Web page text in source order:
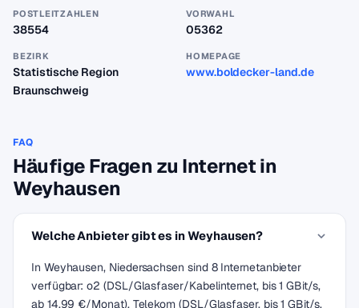
POSTLEITZAHLEN
38554
VORWAHL
05362
BEZIRK
Statistische Region
Braunschweig
HOMEPAGE
www.boldecker-land.de
FAQ
Häufige Fragen zu Internet in
Weyhausen
Welche Anbieter gibt es in Weyhausen?
In Weyhausen, Niedersachsen sind 8 Internetanbieter
verfügbar: o2 (DSL/Glasfaser/Kabelinternet, bis 1 GBit/s,
ab 14,99 €/Monat), Telekom (DSL/Glasfaser, bis 1 GBit/s,